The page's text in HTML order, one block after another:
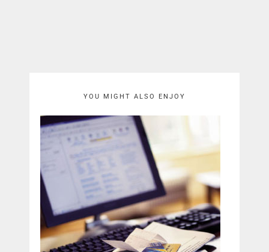
YOU MIGHT ALSO ENJOY